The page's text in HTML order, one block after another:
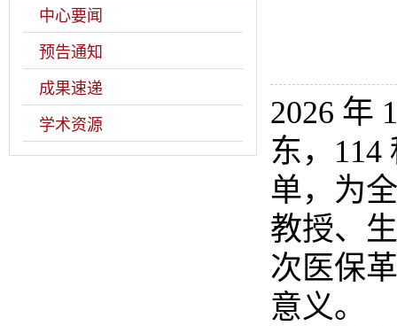
中心要闻
预告通知
成果速递
学术资源 2026 年
东， 114
单，为
教授、
次医保
意义。